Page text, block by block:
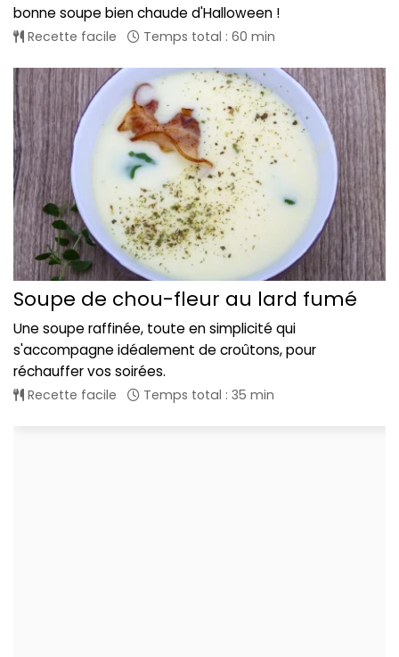
bonne soupe bien chaude d'Halloween !
Recette facile Temps total : 60 min
Soupe de chou-fleur au lard fumé
Une soupe raffinée, toute en simplicité qui
s'accompagne idéalement de croûtons, pour
réchauffer vos soirées.
Recette facile Temps total : 35 min